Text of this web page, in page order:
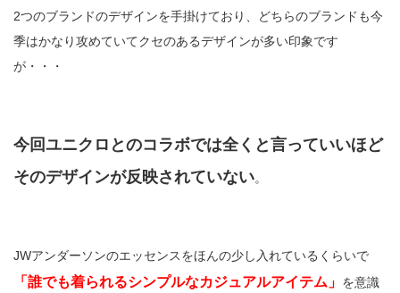
2つのブランドのデザインを手掛けており、どちらのブランドも今
季はかなり攻めていてクセのあるデザインが多い印象です
が・・・
今回ユニクロとのコラボでは全くと言っていいほど
そのデザインが反映されていない。
JWアンダーソンのエッセンスをほんの少し入れているくらいで
「誰でも着られるシンプルなカジュアルアイテム」 を意識